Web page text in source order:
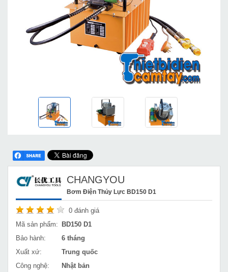
CHANGYOU
Bơm Điện Thủy Lực BD150 D1
0 đánh giá
Mã sản phẩm:
BD150 D1
Bảo hành:
6 tháng
Xuất xứ:
Trung quốc
Công nghệ:
Nhật bản